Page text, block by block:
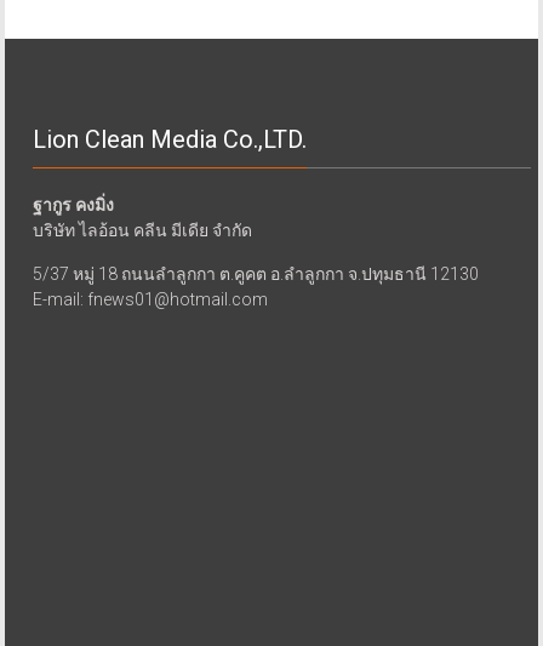
Lion Clean Media Co.,LTD.
ฐากูร คงมิ่ง
บริษัท ไลอ้อน คลีน มีเดีย จำกัด
5/37 หมู่ 18 ถนนลำลูกกา ต.คูคต อ.ลำลูกกา จ.ปทุมธานี 12130
E-mail: fnews01@hotmail.com